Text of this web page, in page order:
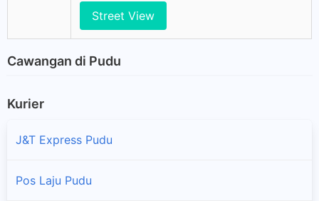
Street View
Cawangan di Pudu
Kurier
J&T Express Pudu
Pos Laju Pudu